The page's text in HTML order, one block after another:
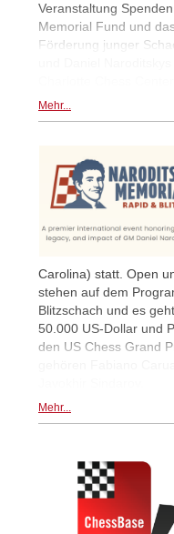
Veranstaltung
Memorial Fund und
Förderung junger
Mehr...
Carolina) statt. Open
stehen auf dem
Blitzschach und es
50.000 US-Dollar und
den US Chess Grand
Mehr...